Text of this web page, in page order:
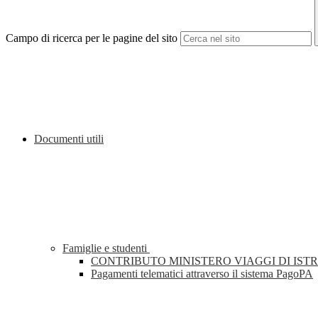
Campo di ricerca per le pagine del sito
Documenti utili
Famiglie e studenti
CONTRIBUTO MINISTERO VIAGGI DI
Pagamenti telematici attraverso il sistema PagoPA